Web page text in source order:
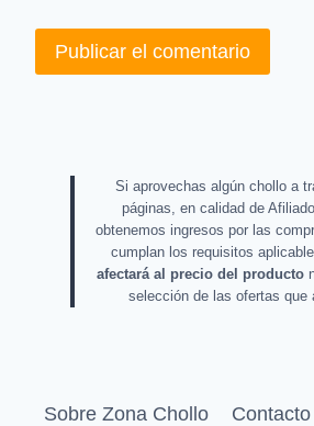
Si aprovechas algún chollo a
páginas, en calidad de
obtenemos ingresos por las
cumplan los requisitos
afectará al precio del producto
selección de las ofertas que
Sobre Zona Chollo